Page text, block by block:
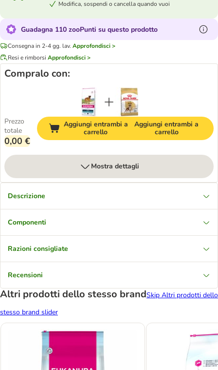
Modifica, sospendi o cancella quando vuoi
Guadagna 110 zooPunti su questo prodotto
Consegna in 2-4 gg. lav. Approfondisci >
Resi e rimborsi Approfondisci >
Compralo con:
Prezzo
totale
0,00 €
Aggiungi entrambi a
carrello
Aggiungi entrambi a
carrello
Mostra dettagli
Descrizione
Componenti
Razioni consigliate
Recensioni
Altri prodotti dello stesso brandSkip Altri prodotti dello
stesso brand slider